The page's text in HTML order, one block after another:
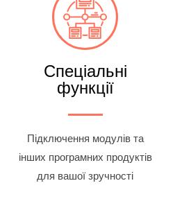
Спеціальні
функції
Підключення модулів та
інших програмних продуктів
для вашої зручності